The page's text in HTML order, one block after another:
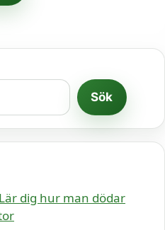
Sök
dig hur man dödar